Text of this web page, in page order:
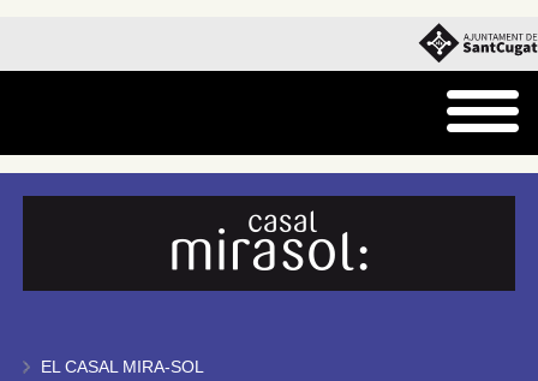
EL CASAL MIRA-SOL